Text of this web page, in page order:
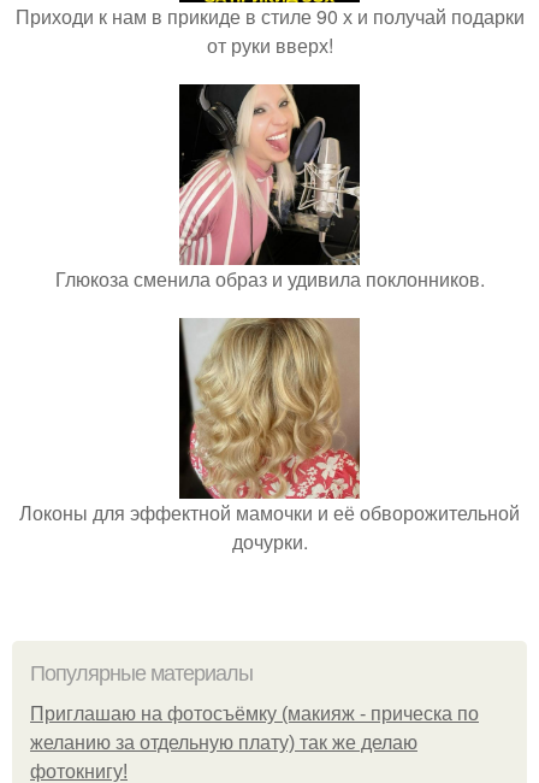
Приходи к нам в прикиде в стиле 90 х и получай подарки
от руки вверх!
Глюкоза сменила образ и удивила поклонников.
Локоны для эффектной мамочки и её обворожительной
дочурки.
Популярные материалы
Приглашаю на фотосъёмку (макияж - прическа по
желанию за отдельную плату) так же делаю
фотокнигу!